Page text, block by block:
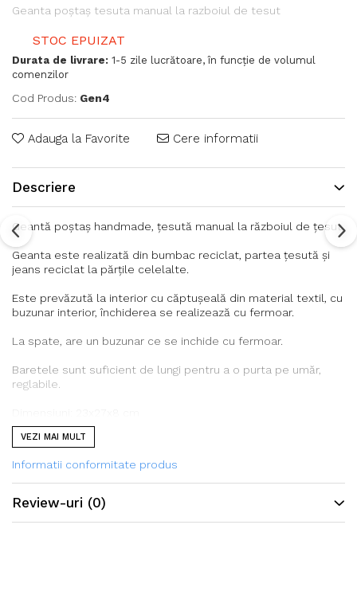
Geanta poștaș tesuta manual la razboiul de tesut
STOC EPUIZAT
Durata de livrare: 1-5 zile lucrătoare, în funcție de volumul
comenzilor
Cod Produs: Gen4
Adauga la Favorite Cere informatii
Descriere
Geantă poștaș handmade, țesută manual la războiul de țesut.
Geanta este realizată din bumbac reciclat, partea țesută și
jeans reciclat la părțile celelalte.
Este prevăzută la interior cu căptușeală din material textil, cu
buzunar interior, închiderea se realizează cu fermoar.
La spate, are un buzunar ce se inchide cu fermoar.
Baretele sunt suficient de lungi pentru a o purta pe umăr,
reglabile.
VEZI MAI MULT
Informatii conformitate produs
Review-uri (0)